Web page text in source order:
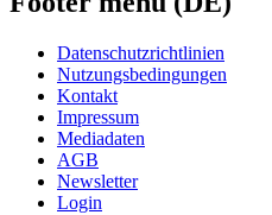
Datenschutzrichtlinien
Nutzungsbedingungen
Kontakt
Impressum
Mediadaten
AGB
Newsletter
Login